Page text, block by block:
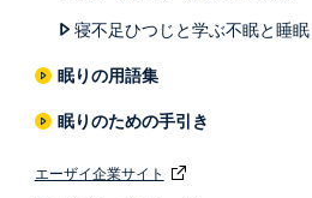
寝不足ひつじと学ぶ不眠と睡眠
眠りの用語集
眠りのための手引き
エーザイ企業サイト